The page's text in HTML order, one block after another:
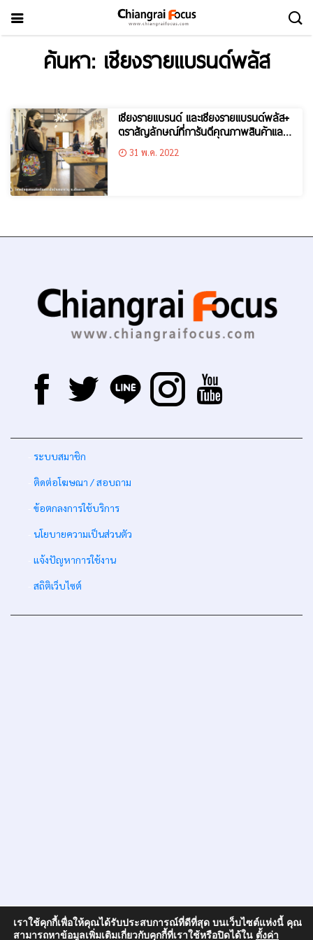
ค้นหา: เชียงรายแบรนด์พลัส
เชียงรายแบรนด์ และเชียงรายแบรนด์พลัส+
ตราสัญลักษณ์ที่การันตีคุณภาพสินค้าและ
บริการในระดับสากล
31 พ.ค. 2022
เราใช้คุกกี้เพื่อให้คุณได้รับประสบการณ์ที่ดีที่สุด บนเว็บไซต์แห่งนี้ คุณ
สามารถหาข้อมูลเพิ่มเติมเกี่ยวกับคุกกี้ที่เราใช้หรือปิดได้ใน ตั้งค่า
ระบบสมาชิก
ติดต่อโฆษณา / สอบถาม
ข้อตกลงการใช้บริการ
นโยบายความเป็นส่วนตัว
แจ้งปัญหาการใช้งาน
สถิติเว็บไซต์